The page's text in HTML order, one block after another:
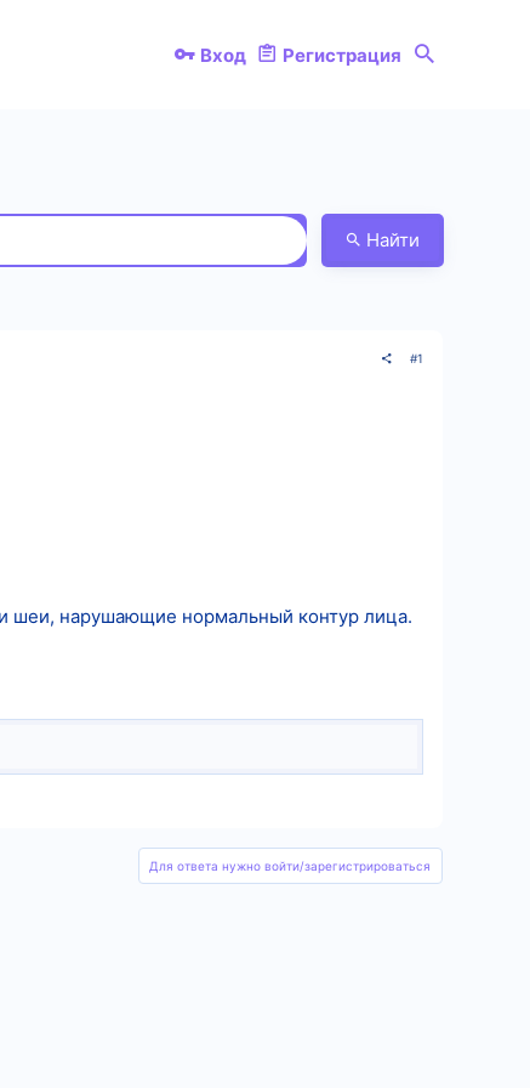
Вход Регистрация
Найти
#1
шеи, нарушающие нормальный контур лица.
Для ответа нужно войти/зарегистрироваться